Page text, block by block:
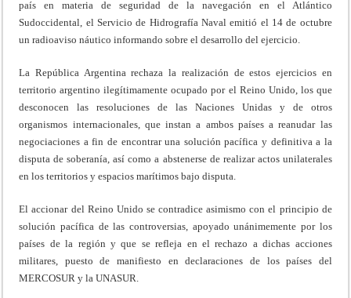
país en materia de seguridad de la navegación en el Atlántico
Sudoccidental, el Servicio de Hidrografía Naval emitió el 14 de octubre
un radioaviso náutico informando sobre el desarrollo del ejercicio.
La República Argentina rechaza la realización de estos ejercicios en
territorio argentino ilegítimamente ocupado por el Reino Unido, los que
desconocen las resoluciones de las Naciones Unidas y de otros
organismos internacionales, que instan a ambos países a reanudar las
negociaciones a fin de encontrar una solución pacífica y definitiva a la
disputa de soberanía, así como a abstenerse de realizar actos unilaterales
en los territorios y espacios marítimos bajo disputa.
El accionar del Reino Unido se contradice asimismo con el principio de
solución pacífica de las controversias, apoyado unánimemente por los
países de la región y que se refleja en el rechazo a dichas acciones
militares, puesto de manifiesto en declaraciones de los países del
MERCOSUR y la UNASUR.